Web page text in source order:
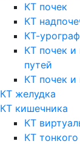
КТ почек
КТ
КТ-
КТ почек
путей
КТ почек и
КТ желудка
КТ кишечника
КТ
КТ